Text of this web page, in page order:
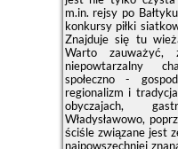
m.in. rejsy po
konkursy piłki
Znajduje się tu
Warto zauważyć,
niepowtarzalny
społeczno -
regionalizm i
obyczajach,
Władysławowo,
ściśle związane jest
najpowszechniej